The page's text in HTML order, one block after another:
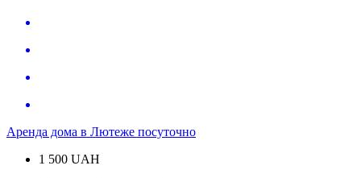
Аренда дома в Лютеже посуточно
1 500 UAH